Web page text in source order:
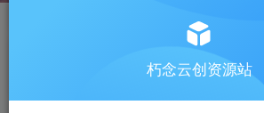
会员专属推广链接朽念云创资源站